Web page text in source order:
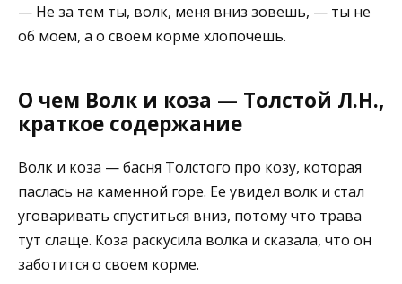
— Не за тем ты, волк, меня вниз зовешь, — ты не
об моем, а о своем корме хлопочешь.
О чем Волк и коза — Толстой Л.Н.,
краткое содержание
Волк и коза — басня Толстого про козу, которая
паслась на каменной горе. Ее увидел волк и стал
уговаривать спуститься вниз, потому что трава
тут слаще. Коза раскусила волка и сказала, что он
заботится о своем корме.